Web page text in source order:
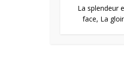
La splendeur
face, La